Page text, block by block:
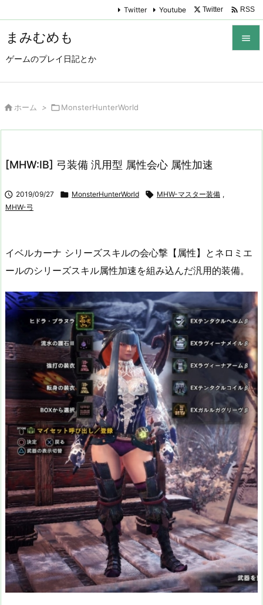
まみむめも
ゲームのプレイ日記とか

Twitter Youtube Twitter  RSS
 ホーム > MonsterHunterWorld
[MHW:IB] 弓装備 汎用型 属性会心 属性加速
 2019/09/27  MonsterHunterWorld  MHW-マスター装備 ,
MHW-弓
イベルカーナ シリーズスキルの会心撃【属性】とネロミエ
ールのシリーズスキル属性加速を組み込んだ汎用的装備。